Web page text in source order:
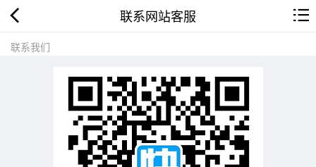
联系网站客服
联系我们